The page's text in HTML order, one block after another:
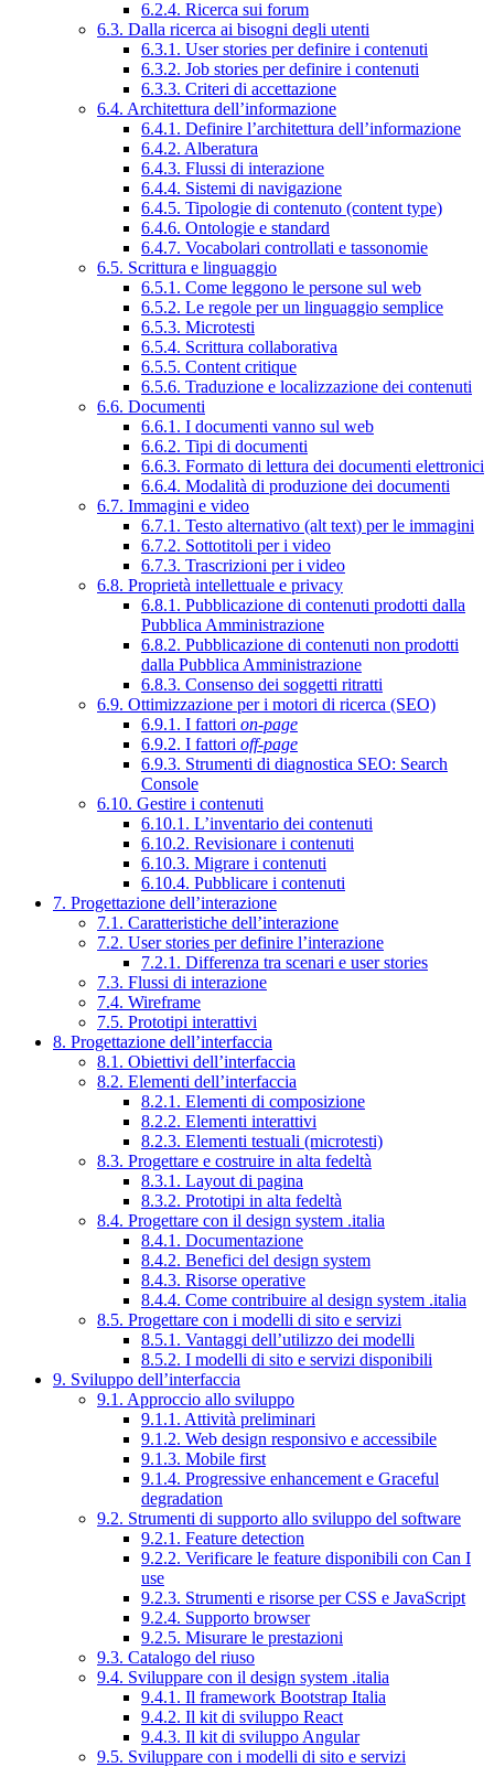
6.2.4. Ricerca sui forum
6.3. Dalla ricerca ai bisogni degli utenti
6.3.1. User stories per definire i contenuti
6.3.2. Job stories per definire i contenuti
6.3.3. Criteri di accettazione
6.4. Architettura dell’informazione
6.4.1. Definire l’architettura dell’informazione
6.4.2. Alberatura
6.4.3. Flussi di interazione
6.4.4. Sistemi di navigazione
6.4.5. Tipologie di contenuto (content type)
6.4.6. Ontologie e standard
6.4.7. Vocabolari controllati e tassonomie
6.5. Scrittura e linguaggio
6.5.1. Come leggono le persone sul web
6.5.2. Le regole per un linguaggio semplice
6.5.3. Microtesti
6.5.4. Scrittura collaborativa
6.5.5. Content critique
6.5.6. Traduzione e localizzazione dei contenuti
6.6. Documenti
6.6.1. I documenti vanno sul web
6.6.2. Tipi di documenti
6.6.3. Formato di lettura dei documenti elettronici
6.6.4. Modalità di produzione dei documenti
6.7. Immagini e video
6.7.1. Testo alternativo (alt text) per le immagini
6.7.2. Sottotitoli per i video
6.7.3. Trascrizioni per i video
6.8. Proprietà intellettuale e privacy
6.8.1. Pubblicazione di contenuti prodotti dalla
Pubblica Amministrazione
6.8.2. Pubblicazione di contenuti non prodotti
dalla Pubblica Amministrazione
6.8.3. Consenso dei soggetti ritratti
6.9. Ottimizzazione per i motori di ricerca (SEO)
6.9.1. I fattori on-page
6.9.2. I fattori off-page
6.9.3. Strumenti di diagnostica SEO: Search
Console
6.10. Gestire i contenuti
6.10.1. L’inventario dei contenuti
6.10.2. Revisionare i contenuti
6.10.3. Migrare i contenuti
6.10.4. Pubblicare i contenuti
7. Progettazione dell’interazione
7.1. Caratteristiche dell’interazione
7.2. User stories per definire l’interazione
7.2.1. Differenza tra scenari e user stories
7.3. Flussi di interazione
7.4. Wireframe
7.5. Prototipi interattivi
8. Progettazione dell’interfaccia
8.1. Obiettivi dell’interfaccia
8.2. Elementi dell’interfaccia
8.2.1. Elementi di composizione
8.2.2. Elementi interattivi
8.2.3. Elementi testuali (microtesti)
8.3. Progettare e costruire in alta fedeltà
8.3.1. Layout di pagina
8.3.2. Prototipi in alta fedeltà
8.4. Progettare con il design system .italia
8.4.1. Documentazione
8.4.2. Benefici del design system
8.4.3. Risorse operative
8.4.4. Come contribuire al design system .italia
8.5. Progettare con i modelli di sito e servizi
8.5.1. Vantaggi dell’utilizzo dei modelli
8.5.2. I modelli di sito e servizi disponibili
9. Sviluppo dell’interfaccia
9.1. Approccio allo sviluppo
9.1.1. Attività preliminari
9.1.2. Web design responsivo e accessibile
9.1.3. Mobile first
9.1.4. Progressive enhancement e Graceful
degradation
9.2. Strumenti di supporto allo sviluppo del software
9.2.1. Feature detection
9.2.2. Verificare le feature disponibili con Can I
use
9.2.3. Strumenti e risorse per CSS e JavaScript
9.2.4. Supporto browser
9.2.5. Misurare le prestazioni
9.3. Catalogo del riuso
9.4. Sviluppare con il design system .italia
9.4.1. Il framework Bootstrap Italia
9.4.2. Il kit di sviluppo React
9.4.3. Il kit di sviluppo Angular
9.5. Sviluppare con i modelli di sito e servizi